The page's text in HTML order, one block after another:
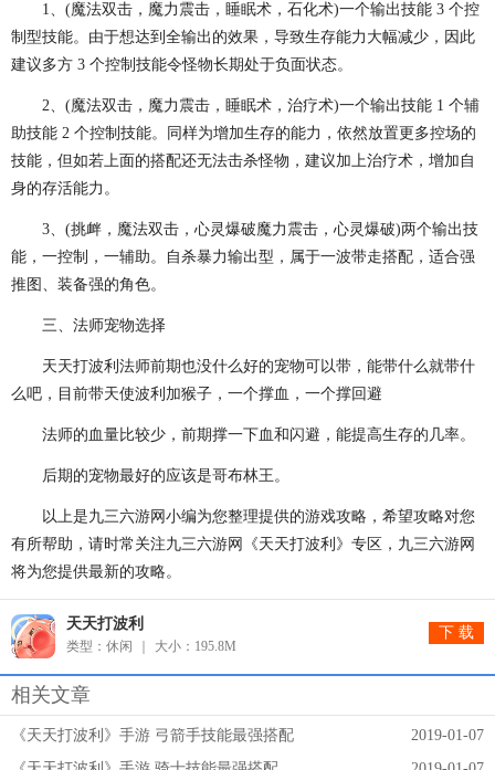
1、(魔法双击，魔力震击，睡眠术，石化术)一个输出技能 3 个控
制型技能。由于想达到全输出的效果，导致生存能力大幅减少，因此
建议多方 3 个控制技能令怪物长期处于负面状态。
2、(魔法双击，魔力震击，睡眠术，治疗术)一个输出技能 1 个辅
助技能 2 个控制技能。同样为增加生存的能力，依然放置更多控场的
技能，但如若上面的搭配还无法击杀怪物，建议加上治疗术，增加自
身的存活能力。
3、(挑衅，魔法双击，心灵爆破魔力震击，心灵爆破)两个输出技
能，一控制，一辅助。自杀暴力输出型，属于一波带走搭配，适合强
推图、装备强的角色。
三、法师宠物选择
天天打波利法师前期也没什么好的宠物可以带，能带什么就带什
么吧，目前带天使波利加猴子，一个撑血，一个撑回避
法师的血量比较少，前期撑一下血和闪避，能提高生存的几率。
后期的宠物最好的应该是哥布林王。
以上是九三六游网小编为您整理提供的游戏攻略，希望攻略对您
有所帮助，请时常关注九三六游网《天天打波利》专区，九三六游网
将为您提供最新的攻略。
下 载
天天打波利
类型：休闲 大小：195.8M
相关文章
2019-01-07
《天天打波利》手游 弓箭手技能最强搭配